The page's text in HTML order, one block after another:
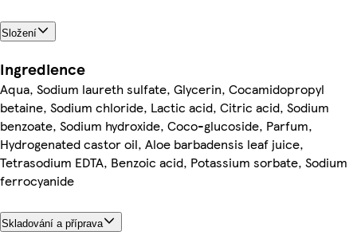
Složení
Ingredience
Aqua, Sodium laureth sulfate, Glycerin, Cocamidopropyl
betaine, Sodium chloride, Lactic acid, Citric acid, Sodium
benzoate, Sodium hydroxide, Coco-glucoside, Parfum,
Hydrogenated castor oil, Aloe barbadensis leaf juice,
Tetrasodium EDTA, Benzoic acid, Potassium sorbate, Sodium
ferrocyanide
Skladování a příprava